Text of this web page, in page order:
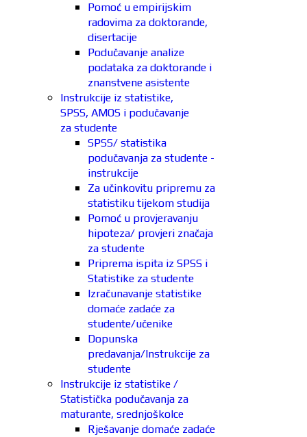
Pomoć u empirijskim
radovima za doktorande,
disertacije
Podučavanje analize
podataka za doktorande i
znanstvene asistente
Instrukcije iz statistike,
SPSS, AMOS i podučavanje
za studente
SPSS/ statistika
podučavanja za studente -
instrukcije
Za učinkovitu pripremu za
statistiku tijekom studija
Pomoć u provjeravanju
hipoteza/ provjeri značaja
za studente
Priprema ispita iz SPSS i
Statistike za studente
Izračunavanje statistike
domaće zadaće za
studente/učenike
Dopunska
predavanja/Instrukcije za
studente
Instrukcije iz statistike /
Statistička podučavanja za
maturante, srednjoškolce
Rješavanje domaće zadaće